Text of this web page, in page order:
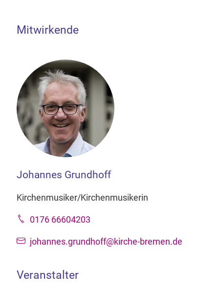
Mitwirkende
Johannes Grundhoff
Kirchenmusiker/Kirchenmusikerin
0176 66604203
johannes.grundhoff@kirche-bremen.de
Veranstalter